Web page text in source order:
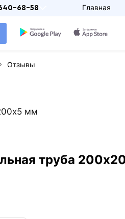
68-58 Главная
Отзывы
мм
труба